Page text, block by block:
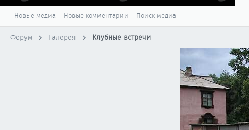
Новые медиа Новые комментарии Поиск медиа
Форум Галерея Клубные встречи